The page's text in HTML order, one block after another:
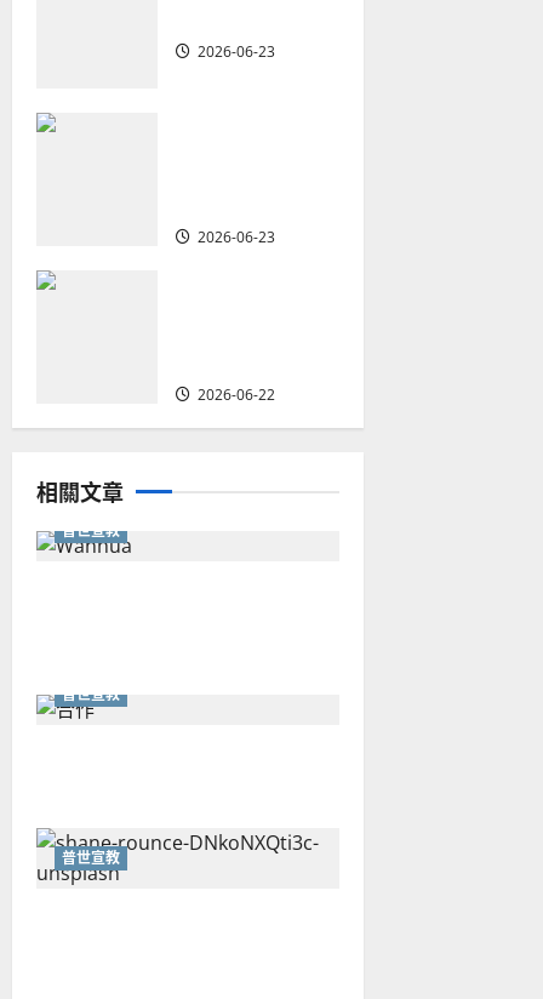
o
2026-06-23
2026-06-23
2026-06-22
相關文章
普世宣教
普世宣教
普世宣教